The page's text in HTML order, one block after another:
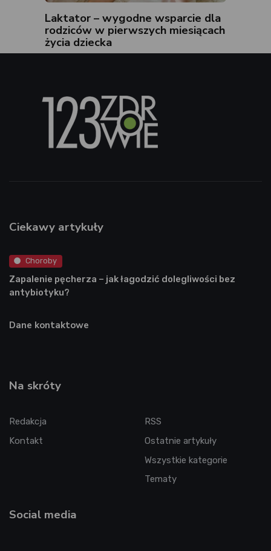
Laktator – wygodne wsparcie dla
rodziców w pierwszych miesiącach
życia dziecka
Ciekawy artykuły
Choroby
Zapalenie pęcherza – jak łagodzić dolegliwości bez
antybiotyku?
Dane kontaktowe
Na skróty
Redakcja
Kontakt
RSS
Ostatnie artykuły
Wszystkie kategorie
Tematy
Social media